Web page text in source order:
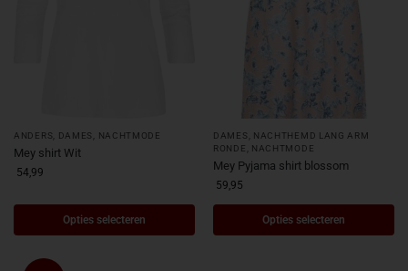
ANDERS DAMES NACHTMODE
Mey shirt Wit
54,99
Opties selecteren
DAMES
NACHTHEMD LANG ARM
RONDE
NACHTMODE
Mey Pyjama shirt blossom
59,95
Opties selecteren